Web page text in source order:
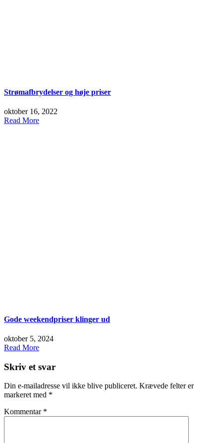
Strømafbrydelser og høje priser
oktober 16, 2022
Read More
Gode weekendpriser klinger ud
oktober 5, 2024
Read More
Skriv et svar
Din e-mailadresse vil ikke blive publiceret. Krævede felter er
markeret med *
Kommentar *